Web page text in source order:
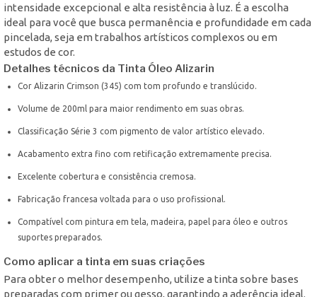
intensidade excepcional e alta resistência à luz. É a escolha
ideal para você que busca permanência e profundidade em cada
pincelada, seja em trabalhos artísticos complexos ou em
estudos de cor.
Detalhes técnicos da Tinta Óleo Alizarin
Cor Alizarin Crimson (345) com tom profundo e translúcido.
Volume de 200ml para maior rendimento em suas obras.
Classificação Série 3 com pigmento de valor artístico elevado.
Acabamento extra fino com retificação extremamente precisa.
Excelente cobertura e consistência cremosa.
Fabricação francesa voltada para o uso profissional.
Compatível com pintura em tela, madeira, papel para óleo e outros
suportes preparados.
Como aplicar a tinta em suas criações
Para obter o melhor desempenho, utilize a tinta sobre bases
preparadas com primer ou gesso, garantindo a aderência ideal.